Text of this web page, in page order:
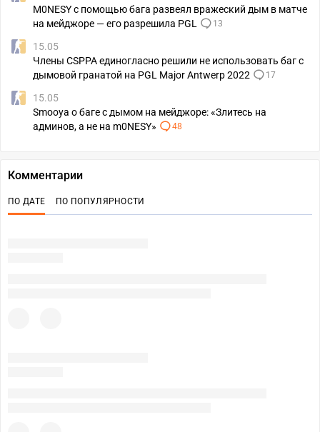
M0NESY с помощью бага развеял вражеский дым в матче
на мейджоре — его разрешила PGL
13
15.05
Члены CSPPA единогласно решили не использовать баг с
дымовой гранатой на PGL Major Antwerp 2022
17
15.05
Smooya о баге с дымом на мейджоре: «Злитесь на
админов, а не на m0NESY»
48
Комментарии
ПО ДАТЕ ПО ПОПУЛЯРНОСТИ